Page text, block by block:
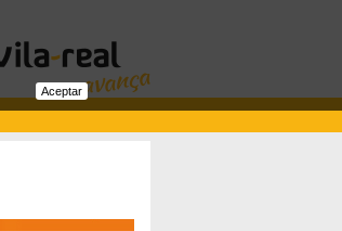
Aceptar